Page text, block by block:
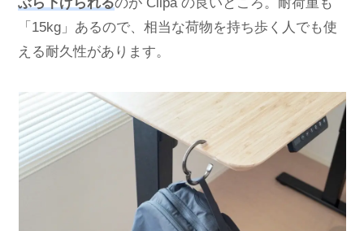
「15kg」あるので、相当な荷物を持ち歩く人でも使
える耐久性があります。